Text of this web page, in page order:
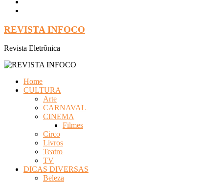
REVISTA INFOCO
Revista Eletrônica
Home
CULTURA
Arte
CARNAVAL
CINEMA
Filmes
Circo
Livros
Teatro
TV
DICAS DIVERSAS
Beleza